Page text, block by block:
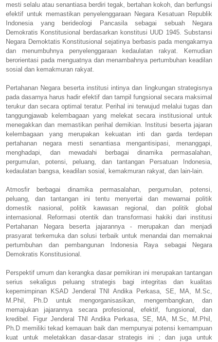
mesti selalu atau senantiasa berdiri tegak, bertahan kokoh, dan berfungsi
efektif untuk memastikan penyelenggaraan Negara Kesatuan Republik
Indonesia yang berideologi Pancasila sebagai sebuah Negara
Demokratis Konstitusional berdasarkan konstitusi UUD 1945. Substansi
Negara Demoktatis Konstitusional sejatinya berbasis pada mengakarnya
dan menumbuhnya penyelenggaraan kedaulatan rakyat. Kemudian
berorientasi pada menguatnya dan menambahnya pertumbuhan keadilan
sosial dan kemakmuran rakyat.
Pertahanan Negara beserta institusi intinya dan lingkungan strategisnya
pada dasarnya harus hadir efektif dan tampil fungsional secara maksimal
terukur dan secara optimal teratur. Perihal ini terwujud melalui tugas dan
tanggungjawab kelembagaan yang melekat secara institusional untuk
menegakkan dan memastikan perihal demikian. Institusi beserta jajaran
kelembagaan yang merupakan kekuatan inti dan garda terdepan
pertahanan negara mesti senantiasa mengantisipasi, menanggapi,
menghadapi, dan mewadahi berbagai dinamika permasalahan,
pergumulan, potensi, peluang, dan tantangan Persatuan Indonesia,
kedaulatan bangsa, keadilan sosial, kemakmuran rakyat, dan lain-lain.
Atmosfir berbagai dinamika permasalahan, pergumulan, potensi,
peluang, dan tantangan ini tentu menyertai dan mewarnai politik
domestik nasional, politik kawasan regional, dan politik global
internasional. Reformasi otentik dan transformasi hakiki dari institusi
Pertahanan Negara beserta jajarannya - merupakan dan menjadi
prasyarat terkemuka dan solusi terbaik untuk menandai dan memaknai
pertumbuhan dan pembangunan Indonesia Raya sebagai Negara
Demokratis Konstitusional.
Perspektif umum dan kerangka dasar pemikiran ini merupakan tantangan
serius sekaligus peluang strategis bagi integritas dan kualitas
kepemimpinan KSAD Jenderal TNI Andika Perkasa, SE, MA, M.Sc,
M.Phil, Ph.D untuk mengorganisasikan, mengembangkan, dan
memajukan jajarannya secara profesional, efektif, fungsional, dan
kredibel. Figur Jenderal TNI Andika Perkasa, SE, MA, M.Sc, M.Phil,
Ph.D memiliki tekad kemauan baik dan mempunyai potensi kemampuan
kuat untuk meletakkan dasar-dasar strategis ini ; dan juga untuk